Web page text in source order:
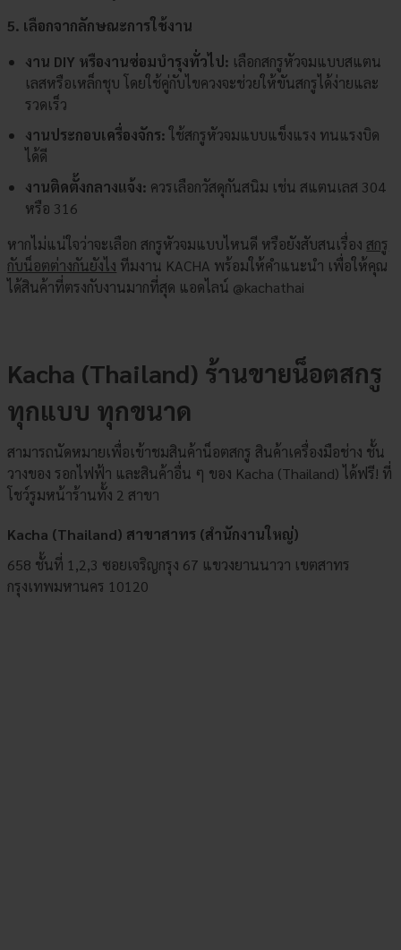
5. เลือกจากลักษณะการใช้งาน
งาน DIY หรืองานซ่อมบำรุงทั่วไป: เลือกสกรูหัวจมแบบสแตน
เลสหรือเหล็กชุบ โดยใช้คู่กับไขควงจะช่วยให้ขันสกรูได้ง่ายและ
รวดเร็ว
งานประกอบเครื่องจักร:ใช้สกรูหัวจมแบบแข็งแรง ทนแรงบิด
ได้ดี
งานติดตั้งกลางแจ้ง: ควรเลือกวัสดุกันสนิม เช่น สแตนเลส 304
หรือ 316
หากไม่แน่ใจว่าจะเลือก สกรูหัวจมแบบไหนดี หรือยังสับสนเรื่องสกรู
กับน็อตต่างกันยังไง ทีมงาน KACHA พร้อมให้คำแนะนำ เพื่อให้คุณ
ได้สินค้าที่ตรงกับงานมากที่สุด แอดไลน์ @kachathai
Kacha (Thailand) ร้านขายน็อตสกรู
ทุกแบบ ทุกขนาด
สามารถนัดหมายเพื่อเข้าชมสินค้าน็อตสกรู สินค้าเครื่องมือช่าง ชั้น
วางของ รอกไฟฟ้า และสินค้าอื่น ๆ ของ Kacha (Thailand) ได้ฟรี! ที่
โชว์รูมหน้าร้านทั้ง 2 สาขา
Kacha (Thailand) สาขาสาทร (สำนักงานใหญ่)
658 ชั้นที่ 1,2,3 ซอยเจริญกรุง 67 แขวงยานนาวา เขตสาทร
กรุงเทพมหานคร 10120